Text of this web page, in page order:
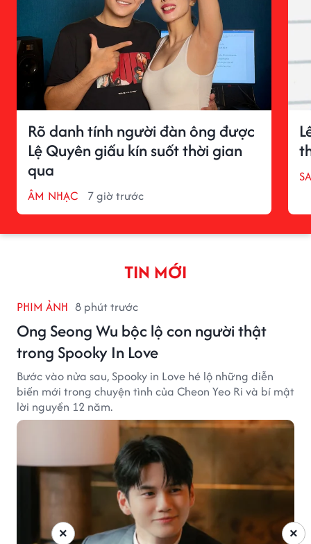
Rõ danh tính người đàn ông được
Lệ Quyên giấu kín suốt thời gian
qua
ÂM NHẠC 7 giờ trước
TIN MỚI
PHIM ẢNH 8 phút trước
Ong Seong Wu bộc lộ con người thật
trong Spooky In Love
Bước vào nửa sau, Spooky in Love hé lộ những diễn
biến mới trong chuyện tình của Cheon Yeo Ri và bí mật
lời nguyền 12 năm.
×
×